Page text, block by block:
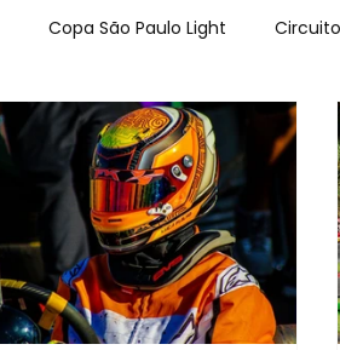
Copa São Paulo Light